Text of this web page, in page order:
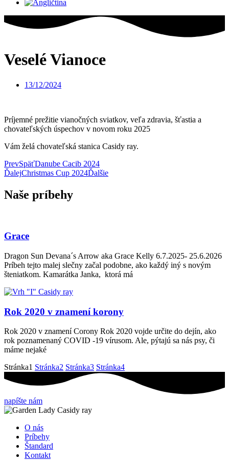
Veselé Vianoce
13/12/2024
Príjemné prežitie vianočných sviatkov, veľa zdravia, šťastia a
chovateľských úspechov v novom roku 2025
Vám želá chovateľská stanica Casidy ray.
PrevSpäťDanube Cacib 2024
ĎalejChristmas Cup 2024Ďalšie
Naše príbehy
Grace
Dragon Sun Devana´s Arrow aka Grace Kelly 6.7.2025- 25.6.2026
Príbeh tejto malej slečny začal podobne, ako každý iný s novým
šteniatkom. Kamarátka Janka, ktorá má
Rok 2020 v znamení korony
Rok 2020 v znamení Corony Rok 2020 vojde určite do dejín, ako
rok poznamenaný COVID -19 vírusom. Ale, pýtajú sa nás psy, či
máme nejaké
Stránka1 Stránka2 Stránka3 Stránka4
napíšte nám
O nás
Príbehy
Štandard
Kontakt